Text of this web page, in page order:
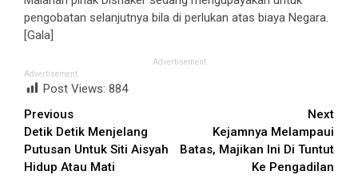
pengobatan selanjutnya bila di perlukan atas biaya Negara.
[Gala]
Advertisement
Advertisement
Post Views: 884
Continue
Reading
Previous
Detik Detik Menjelang
Putusan Untuk Siti Aisyah
Hidup Atau Mati
Next
Kejamnya Melampaui
Batas, Majikan Ini Di Tuntut
Ke Pengadilan